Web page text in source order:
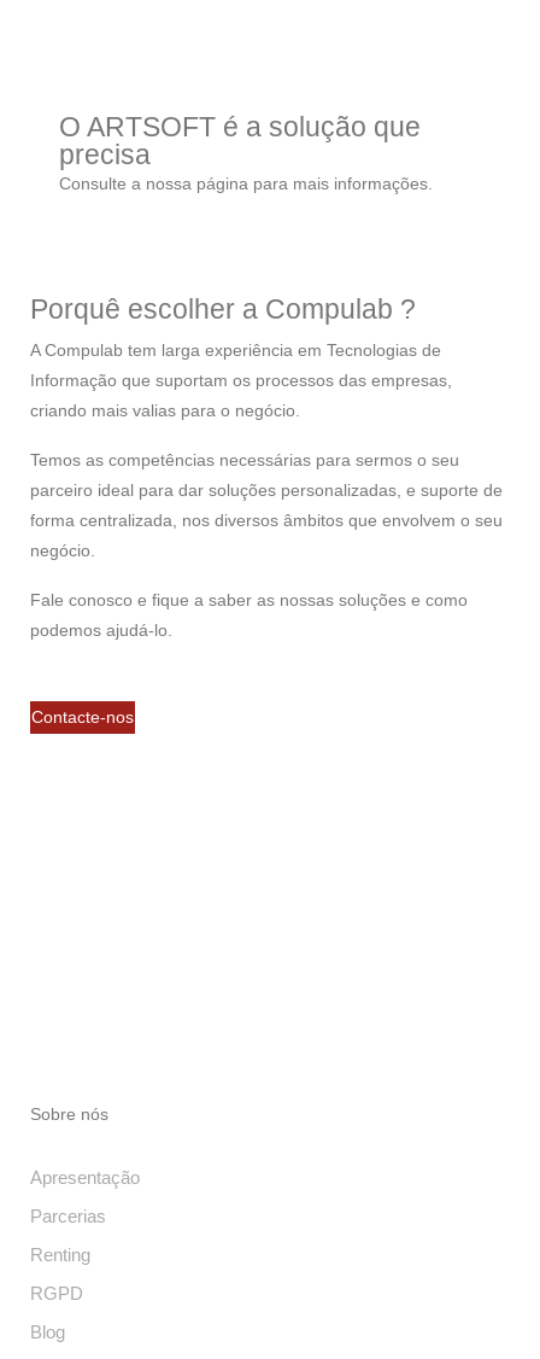
O ARTSOFT é a solução que
precisa
Consulte a nossa página para mais informações.
Porquê escolher a Compulab ?
A Compulab tem larga experiência em Tecnologias de
Informação que suportam os processos das empresas,
criando mais valias para o negócio.
Temos as competências necessárias para sermos o seu
parceiro ideal para dar soluções personalizadas, e suporte de
forma centralizada, nos diversos âmbitos que envolvem o seu
negócio.
Fale conosco e fique a saber as nossas soluções e como
podemos ajudá-lo.
Contacte-nos
Sobre nós
Apresentação
Parcerias
Renting
RGPD
Blog